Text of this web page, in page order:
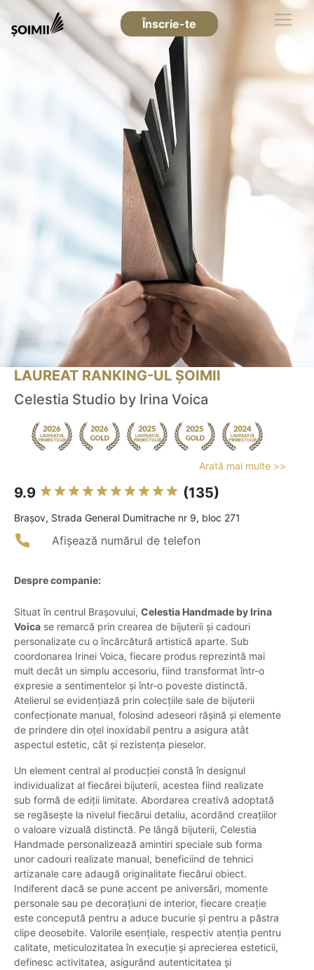
Înscrie-te
LAUREAT RANKING-UL ȘOIMII
Celestia Studio by Irina Voica
Arată mai multe >>
9.9 (135)
Braşov, Strada General Dumitrache nr 9, bloc 271
Afișează numărul de telefon
Despre companie:
Situat în centrul Brașovului, Celestia Handmade by Irina
Voica se remarcă prin crearea de bijuterii și cadouri
personalizate cu o încărcătură artistică aparte. Sub
coordonarea Irinei Voica, fiecare produs reprezintă mai
mult decât un simplu accesoriu, fiind transformat într-o
expresie a sentimentelor și într-o poveste distinctă.
Atelierul se evidențiază prin colecțiile sale de bijuterii
confecționate manual, folosind adeseori rășină și elemente
de prindere din oțel inoxidabil pentru a asigura atât
aspectul estetic, cât și rezistența pieselor.
Un element central al producției constă în designul
individualizat al fiecărei bijuterii, acestea fiind realizate
sub formă de ediții limitate. Abordarea creativă adoptată
se regăsește la nivelul fiecărui detaliu, acordând creațiilor
o valoare vizuală distinctă. Pe lângă bijuterii, Celestia
Handmade personalizează amintiri speciale sub forma
unor cadouri realizate manual, beneficiind de tehnici
artizanale care adaugă originalitate fiecărui obiect.
Indiferent dacă se pune accent pe aniversări, momente
personale sau pe decorațiuni de interior, fiecare creație
este concepută pentru a aduce bucurie și pentru a păstra
clipe deosebite. Valorile esențiale, respectiv atenția pentru
calitate, meticulozitatea în execuție și aprecierea esteticii,
definesc activitatea, asigurând autenticitatea și